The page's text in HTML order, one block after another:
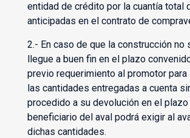
entidad de crédito por la cuantía total
anticipadas en el contrato de
2.- En caso de que la construcción no
llegue a buen fin en el plazo
previo requerimiento al promotor
las cantidades entregadas a cuenta
procedido a su devolución en el
beneficiario del aval podrá exigir al
dichas cantidades.